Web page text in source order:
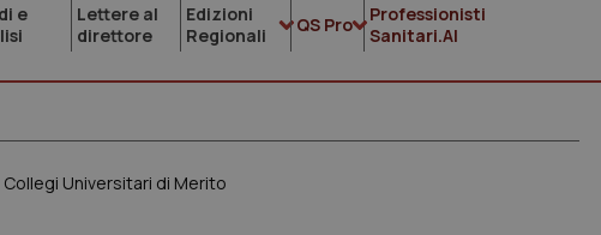
e
Lettere al
direttore
Edizioni
Regionali
QS Pro
Professionisti
Sanitari.AI
Collegi Universitari di Merito